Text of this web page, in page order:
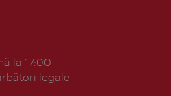
la 17:00
legale